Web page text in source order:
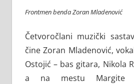
Frontmen benda Zoran Mladenović
Četvoročlani muzički
čine Zoran Mladenović,
Ostojić – bas gitara, Nikola
a na mestu Margite